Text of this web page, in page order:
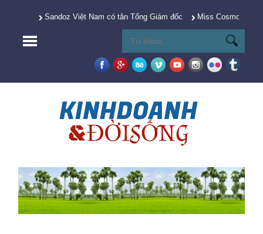
Sandoz Việt Nam có tân Tổng Giám đốc Miss Cosmo 2025